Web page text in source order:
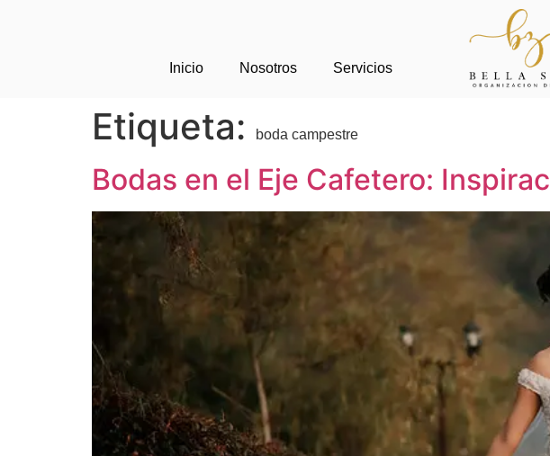
Inicio Nosotros Servicios
Etiqueta: boda campestre
Bodas en el Eje Cafetero: